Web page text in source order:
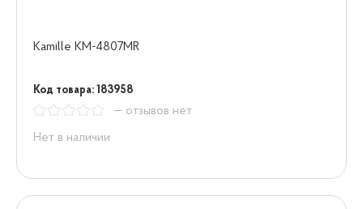
Kamille KM-4807MR
Код товара: 183958
— отзывов нет
Нет в наличии